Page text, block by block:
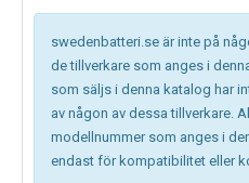
swedenbatteri.se är inte på
de tillverkare som anges i
som säljs i denna katalog har
av någon av dessa tillverkare.
modellnummer som anges i
endast för kompatibilitet eller